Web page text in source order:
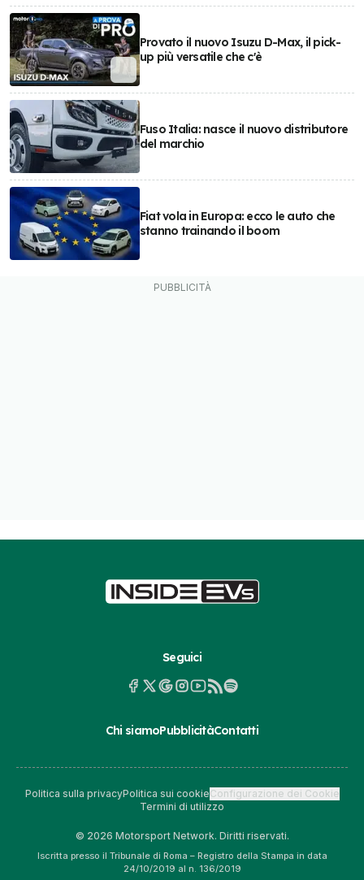
Provato il nuovo Isuzu D-Max, il pick-
up più versatile che c'è
Fuso Italia: nasce il nuovo distributore
del marchio
Fiat vola in Europa: ecco le auto che
stanno trainando il boom
Seguici
Chi siamoPubblicitàContatti
Politica sulla privacyPolitica sui cookieConfigurazione dei Cookie
Termini di utilizzo
© 2026 Motorsport Network. Diritti riservati.
Iscritta presso il Tribunale di Roma – Registro della Stampa in data
24/10/2019 al n. 136/2019